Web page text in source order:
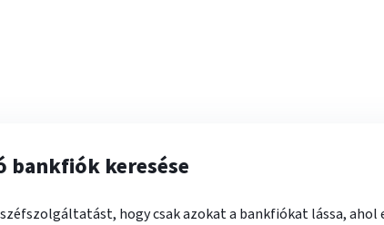
keresése
széfszolgáltatást, hogy csak azokat a bankfiókat lássa, ahol